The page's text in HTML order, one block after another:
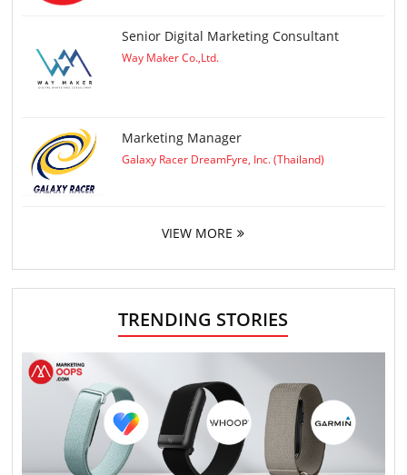
Senior Digital Marketing Consultant
Way Maker Co.,Ltd.
Marketing Manager
Galaxy Racer DreamFyre, Inc. (Thailand)
VIEW MORE
TRENDING STORIES